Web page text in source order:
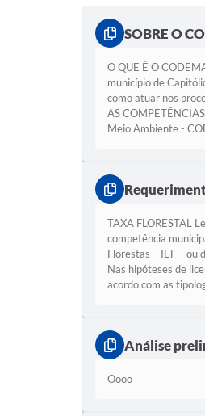
SOBRE O
O QUE É O
município de
como atuar nos
AS
Meio Ambiente -
TAXA FLORESTAL
competência
Florestas – IEF – ou
Nas hipóteses de
acordo com as
Análise
Oooo